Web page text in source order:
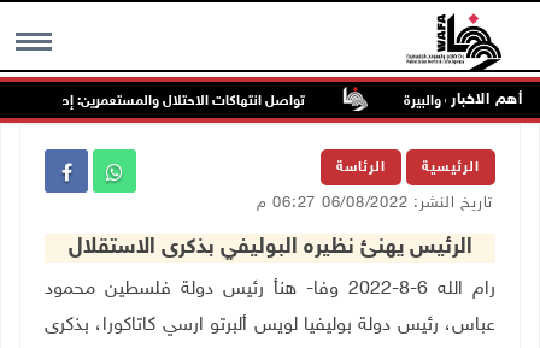
MENU أهم الاخبار تواصل انتهاكات الاحتلال والمستعمرين: إصابات
الرئيسية الرئاسة
تاريخ النشر: 06/08/2022 06:27 م
الرئيس يهنئ نظيره البوليفي بذكرى الاستقلال
رام الله 6-8-2022 وفا- هنأ رئيس دولة فلسطين محمود
عباس، رئيس دولة بوليفيا لويس ألبرتو ارسي كاتاكورا، بذكرى